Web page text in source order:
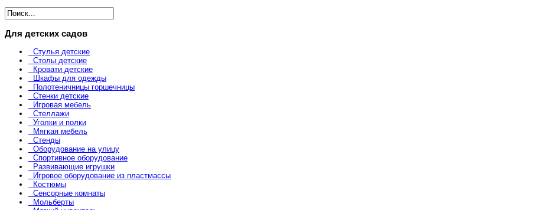
Для детских садов
Стулья детские
Столы детские
Кровати детские
Шкафы для одежды
Полотеничницы горшечницы
Стенки детские
Игровая мебель
Стеллажи
Уголки и полки
Мягкая мебель
Стенды
Оборудование на улицу
Спортивное оборудование
Развивающие игрушки
Игровое оборудование из пластмассы
Костюмы
Сенсорные комнаты
Мольберты